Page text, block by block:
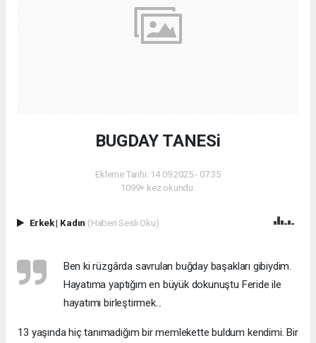
BUGDAY TANESi
Ekleme Tarihi: 14.09.2025 - 07:35
1099+ kez okundu.
Erkek| Kadın (Haberi Sesli Oku)
Ben ki rüzgârda savrulan buğday başakları gibiydim.
Hayatıma yaptığım en büyük dokunuştu Feride ile
hayatımı birleştirmek...
13 yaşında hiç tanımadığım bir memlekette buldum kendimi. Bir